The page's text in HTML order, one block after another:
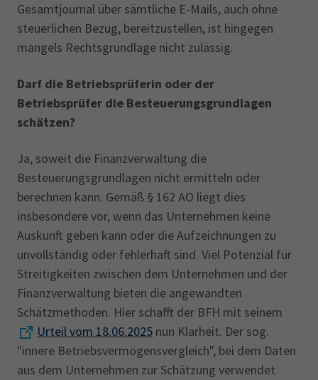
Gesamtjournal über sämtliche E-Mails, auch ohne
steuerlichen Bezug, bereitzustellen, ist hingegen
mangels Rechtsgrundlage nicht zulässig.
Darf die Betriebsprüferin oder der
Betriebsprüfer die Besteuerungsgrundlagen
schätzen?
Ja, soweit die Finanzverwaltung die
Besteuerungsgrundlagen nicht ermitteln oder
berechnen kann. Gemäß § 162 AO liegt dies
insbesondere vor, wenn das Unternehmen keine
Auskunft geben kann oder die Aufzeichnungen zu
unvollständig oder fehlerhaft sind. Viel Potenzial für
Streitigkeiten zwischen dem Unternehmen und der
Finanzverwaltung bieten die angewandten
Schätzmethoden. Hier schafft der BFH mit seinem
Urteil vom 18.06.2025 nun Klarheit. Der sog.
"innere Betriebsvermögensvergleich", bei dem Daten
aus dem Unternehmen zur Schätzung verwendet